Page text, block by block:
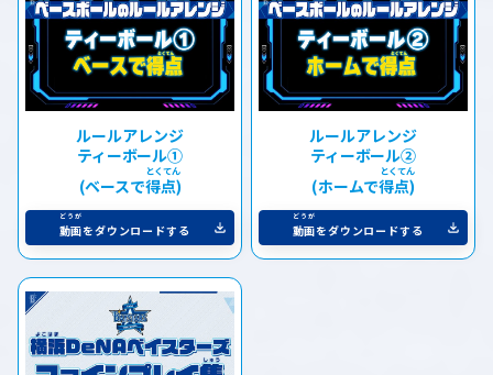
ルールアレンジ
ティーボール①
(ベースで得点)
動画をダウンロードする
ルールアレンジ
ティーボール②
(ホームで得点)
動画をダウンロードする